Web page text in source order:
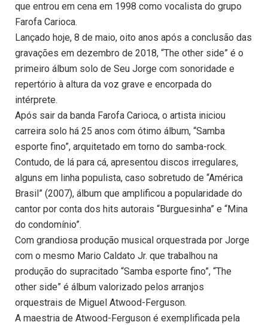
que entrou em cena em 1998 como vocalista do grupo
Farofa Carioca.
Lançado hoje, 8 de maio, oito anos após a conclusão das
gravações em dezembro de 2018, “The other side” é o
primeiro álbum solo de Seu Jorge com sonoridade e
repertório à altura da voz grave e encorpada do
intérprete.
Após sair da banda Farofa Carioca, o artista iniciou
carreira solo há 25 anos com ótimo álbum, “Samba
esporte fino”, arquitetado em torno do samba-rock.
Contudo, de lá para cá, apresentou discos irregulares,
alguns em linha populista, caso sobretudo de “América
Brasil” (2007), álbum que amplificou a popularidade do
cantor por conta dos hits autorais “Burguesinha” e “Mina
do condomínio”.
Com grandiosa produção musical orquestrada por Jorge
com o mesmo Mario Caldato Jr. que trabalhou na
produção do supracitado “Samba esporte fino”, “The
other side” é álbum valorizado pelos arranjos
orquestrais de Miguel Atwood-Ferguson.
A maestria de Atwood-Ferguson é exemplificada pela